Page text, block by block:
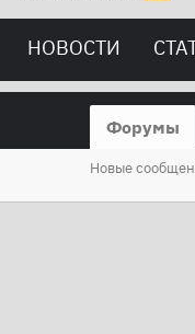
НОВОСТИ
Форумы
Новые